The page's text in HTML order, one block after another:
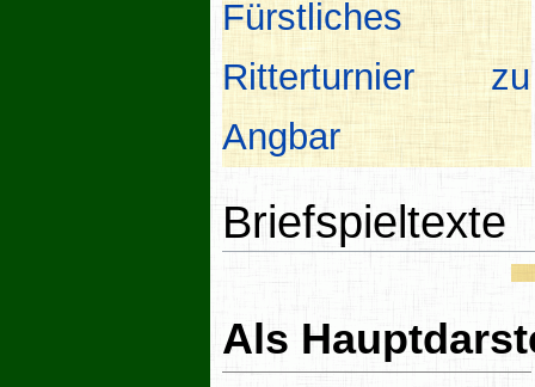
Fürstliches
Ritterturnier zu
Angbar
Briefspieltexte
Als